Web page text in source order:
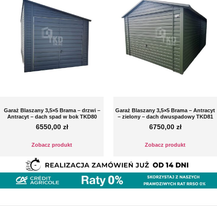
Garaż Blaszany 3,5×5 Brama – drzwi –
Antracyt – dach spad w bok TKD80
6550,00 zł
Zobacz produkt
Garaż Blaszany 3,5×5 Brama – Antracyt
– zielony – dach dwuspadowy TKD81
6750,00 zł
Zobacz produkt